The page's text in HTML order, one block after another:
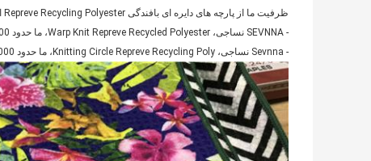
ظرفیت ما از پارچه های دایره ای بافندگی Repreve Recycling Polyester است،
- SEVNNA نساجی، Warp Knit Repreve Recycled Polyester، ما حدود 50،000 mts در هر ماه
- Sevnna نساجی، Knitting Circle Repreve Recycling Poly، ما حدود 40،000 mts در هر ماه